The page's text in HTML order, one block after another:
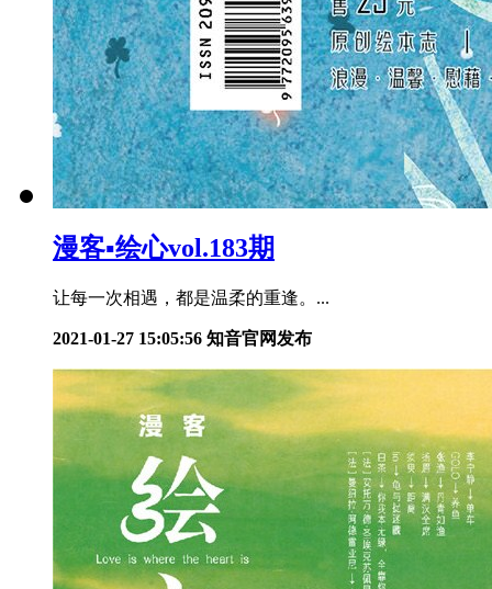
漫客▪绘心vol.183期
让每一次相遇，都是温柔的重逢。...
2021-01-27 15:05:56 知音官网发布